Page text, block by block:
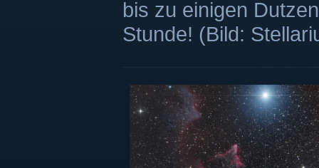
bis zu einigen
Stunde! (Bild: